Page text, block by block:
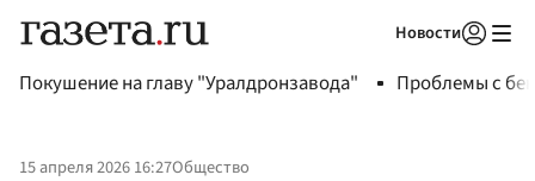
Новости
Покушение на главу "Уралдронзавода" Проблемы с
15 апреля 2026 16:27Общество